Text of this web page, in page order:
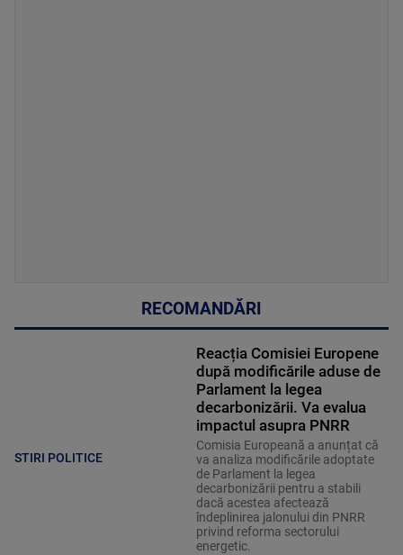
RECOMANDĂRI
STIRI POLITICE
Reacția Comisiei Europene
după modificările aduse de
Parlament la legea
decarbonizării. Va evalua
impactul asupra PNRR
Comisia Europeană a anunțat că
va analiza modificările adoptate
de Parlament la legea
decarbonizării pentru a stabili
dacă acestea afectează
îndeplinirea jalonului din PNRR
privind reforma sectorului
energetic.